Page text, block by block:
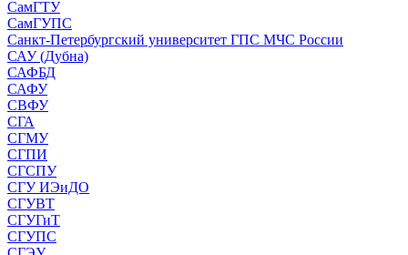
СамГТУ
СамГУПС
Санкт-Петербургский университет ГПС МЧС России
САУ (Дубна)
САФБД
САФУ
СВФУ
СГА
СГМУ
СГПИ
СГСПУ
СГУ ИЭиДО
СГУВТ
СГУГиТ
СГУПС